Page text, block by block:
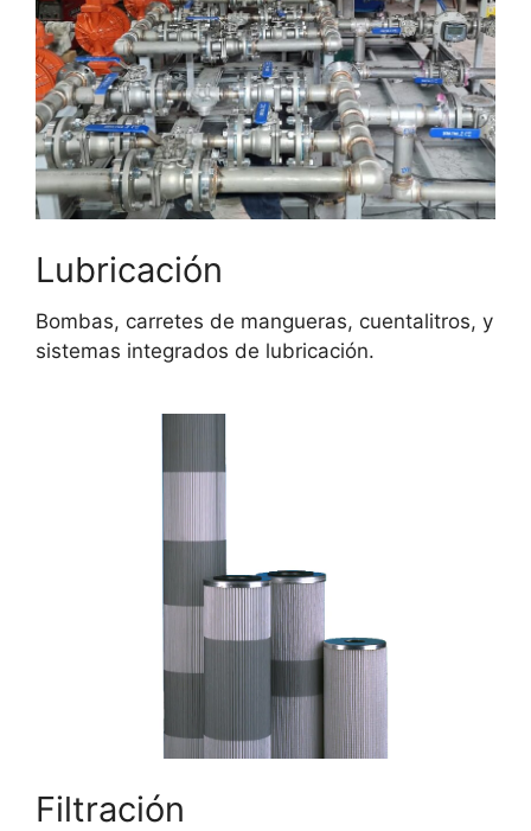
Lubricación
Bombas, carretes de mangueras, cuentalitros, y
sistemas integrados de lubricación.
Filtración